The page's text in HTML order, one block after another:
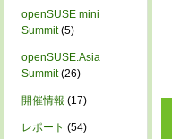
openSUSE mini
Summit(5)
openSUSE.Asia
Summit(26)
開催情報 (17)
レポート (54)